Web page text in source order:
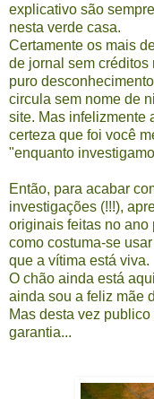
explicativo são
nesta verde casa.
Certamente os mais
de jornal sem créditos
puro
circula sem nome de
site. Mas infelizmente
certeza que foi você
"enquanto
Então, para acabar
investigações (!!!),
originais feitas no ano
como costuma-se
que a vítima está viva.
O chão ainda está
ainda sou a feliz mãe
Mas desta vez
garantia...